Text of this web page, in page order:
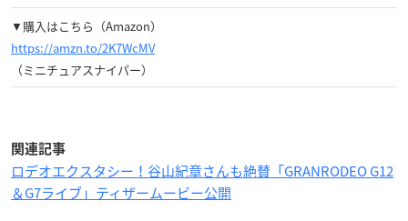
▼購入はこちら（Amazon）
https://amzn.to/2K7WcMV
（ミニチュアスナイパー）
関連記事
ロデオエクスタシー！谷山紀章さんも絶賛「GRANRODEO G12
＆G7ライブ」ティザームービー公開